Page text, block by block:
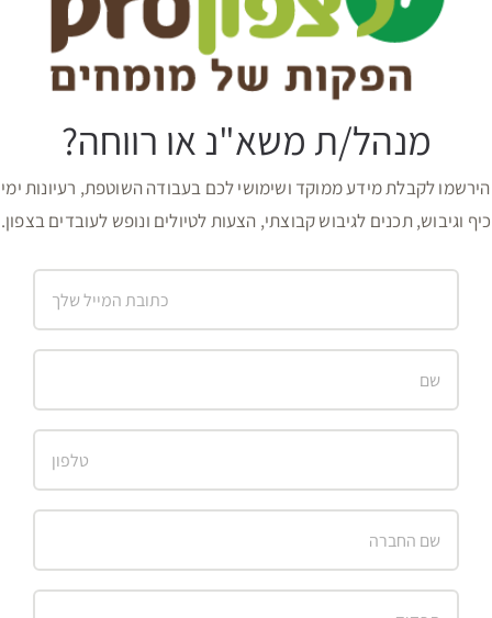
מנהל/ת משא"נ או רווחה?
הירשמו לקבלת מידע ממוקד ושימושי לכם בעבודה השוטפת, רעיונות ימי
כיף וגיבוש, תכנים לגיבוש קבוצתי, הצעות לטיולים ונופש לעובדים בצפון.